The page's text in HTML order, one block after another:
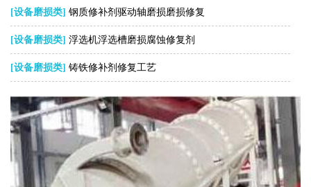
[设备磨损类] 钢质修补剂驱动轴磨损磨损修复
[设备磨损类] 浮选机浮选槽磨损腐蚀修复剂
[设备磨损类] 铸铁修补剂修复工艺